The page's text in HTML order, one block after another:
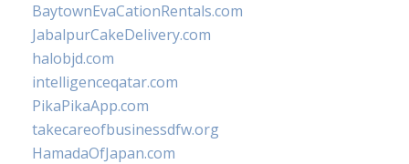
BaytownEvaCationRentals.com
JabalpurCakeDelivery.com
halobjd.com
intelligenceqatar.com
PikaPikaApp.com
takecareofbusinessdfw.org
HamadaOfJapan.com